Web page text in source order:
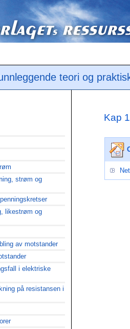
teori og
strøm og
likestrøm og
av motstander
i elektriske
på resistansen i
Kap